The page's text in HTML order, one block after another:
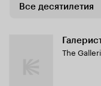
Все десятилетия
The